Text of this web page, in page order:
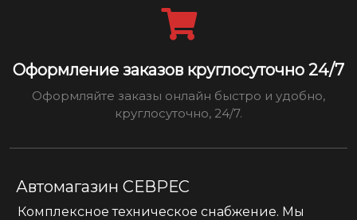
Оформление заказов круглосуточно 24/7
Оформляйте заказы онлайн быстро и удобно,
круглосуточно, 24/7.
Автомагазин СЕВРЕС
Комплексное техническое снабжение. Мы